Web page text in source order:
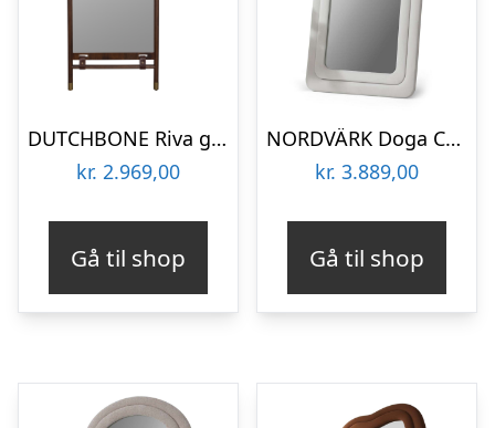
DUTCHBONE Riva gulvspejl, rektangulær – spejlglas og brun bøgetræ (180×60)
kr. 2.969,00
Gå til shop
NORDVÄRK Doga Cheval gulvspejl, rektangulær – spejlglas og creme MDF (170×65)
kr. 3.889,00
Gå til shop